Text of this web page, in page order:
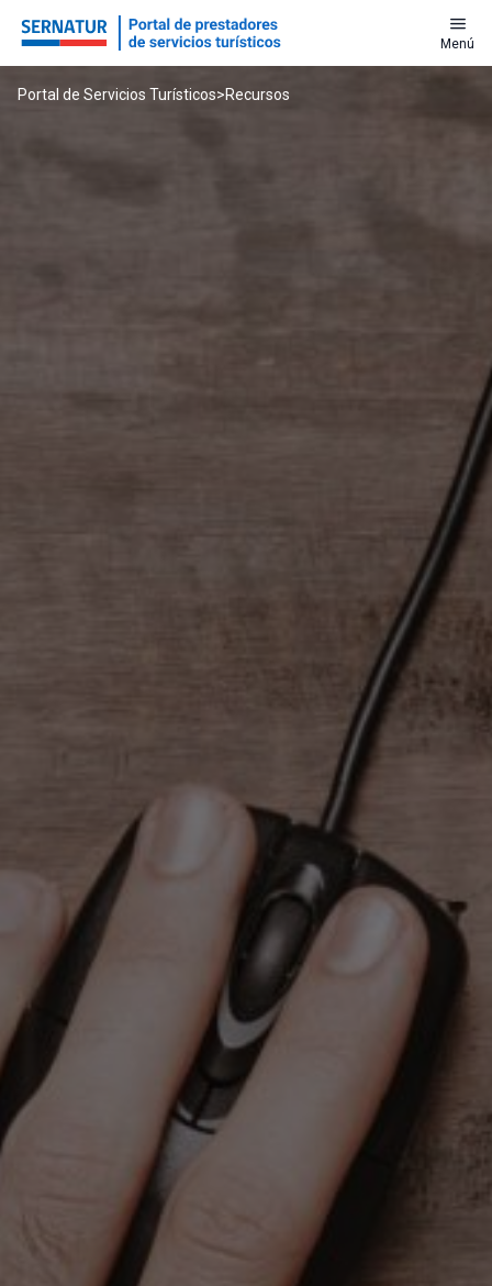
menu
Menú
Portal de Servicios Turísticos>Recursos